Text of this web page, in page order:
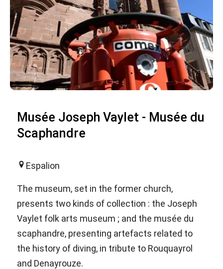
Musée Joseph Vaylet - Musée du
Scaphandre
Espalion
The museum, set in the former church,
presents two kinds of collection : the Joseph
Vaylet folk arts museum ; and the musée du
scaphandre, presenting artefacts related to
the history of diving, in tribute to Rouquayrol
and Denayrouze.